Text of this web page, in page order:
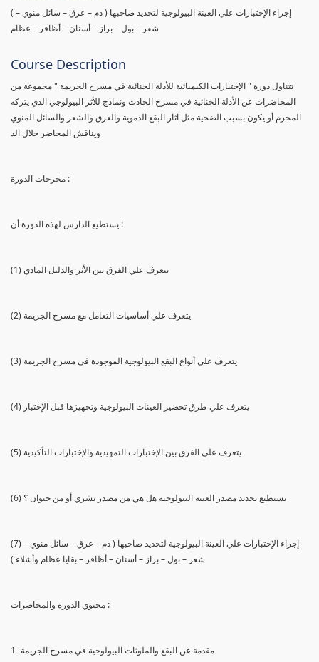
( إجراء الإختبارات علي العينة البيولوجية لتحديد صاحبها ( دم – عرق – سائل منوي –
شعر – بول – براز – أسنان – أظافر – عظام
Course Description
تتناول دورة " الإختبارات الكيميائية للأدلة الجنائية في مسرح الجريمة " مجموعة من
المحاضرات عن الأدلة الجنائية في مسرح الحادث ونماذج للأثر البيولوجي الذي يتركه
المجرم أو يكون بسبب الضحية مثل اثار البقع الدموية والعرق والشعر والسائل المنوي
ويناقش المحاضر خلال الد
مخرجات الدورة :
يستطيع الدارس لهذه الدورة أن :
(1) يتعرف علي الفرق بين الأثر والدليل المادي
(2) يتعرف علي أساسيات التعامل مع مسرح الجريمة
(3) يتعرف علي أنواع البقع البيولوجية الموجودة في مسرح الجريمة
(4) يتعرف علي طرق تحضير العينات البيولوجية وتجهيزها قبل الإختبار
(5) يتعرف علي الفرق بين الإختبارات التمهيدية والإختبارات التأكيدية
(6) يستطيع تحديد مصدر العينة البيولوجية هل هي من مصدر بشري أو من حيوان ؟
(7) إجراء الإختبارات علي العينة البيولوجية لتحديد صاحبها ( دم – عرق – سائل منوي –
شعر – بول – براز – أسنان – أظافر – بقايا عظام وأشلاء )
محتوي الدورة والمحاضرات :
1- مقدمة عن البقع والملوثات البيولوجية في مسرح الجريمة